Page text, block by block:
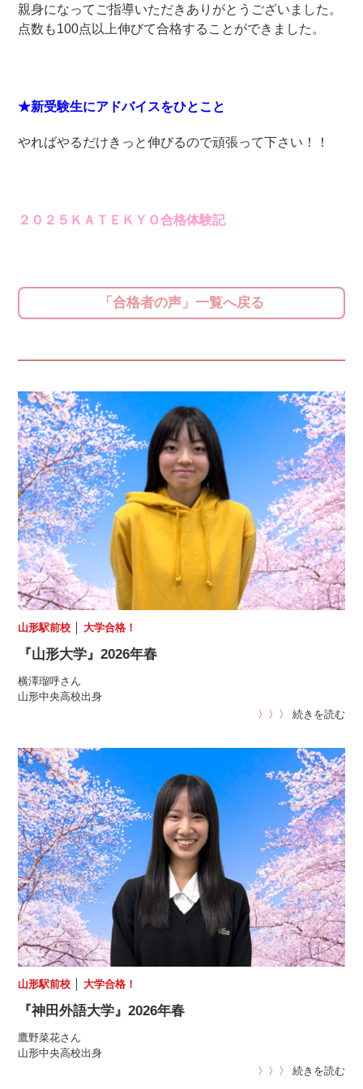
親身になってご指導いただきありがとうございました。
点数も100点以上伸びて合格することができました。
★新受験生にアドバイスをひとこと
やればやるだけきっと伸びるので頑張って下さい！！
２０２５ＫＡＴＥＫＹＯ合格体験記
「合格者の声」一覧へ戻る
山形駅前校 │大学合格！
『山形大学』2026年春
横澤瑠呼さん
山形中央高校出身
〉〉〉
続きを読む
山形駅前校 │大学合格！
『神田外語大学』2026年春
鷹野菜花さん
山形中央高校出身
〉〉〉
続きを読む